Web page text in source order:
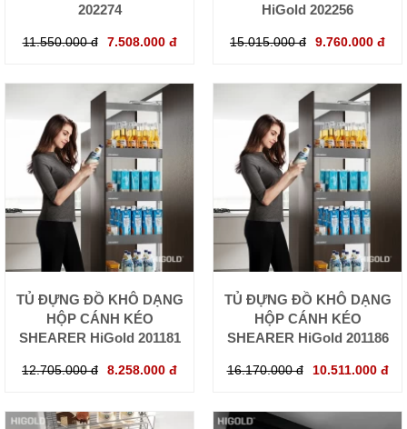
202274
11.550.000 đ 7.508.000 đ
HiGold 202256
15.015.000 đ 9.760.000 đ
TỦ ĐỰNG ĐỒ KHÔ DẠNG
HỘP CÁNH KÉO
SHEARER HiGold 201181
12.705.000 đ 8.258.000 đ
TỦ ĐỰNG ĐỒ KHÔ DẠNG
HỘP CÁNH KÉO
SHEARER HiGold 201186
16.170.000 đ 10.511.000 đ